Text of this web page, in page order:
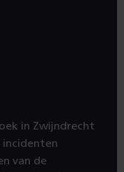
in Zwijndrecht
incidenten
van de